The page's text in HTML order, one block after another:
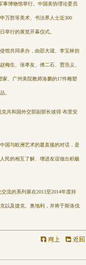
博物馆举行。中国美协理论委员
万胜等美术、书法界人士近300
举行的展览开幕仪式。
馆共同承办，由邵大箴、李宝林担
梅生、张孝友、傅二石、贾浩义、
、广州美院教师洛鹏的17件雕塑
。
共和国外交部副部长彼得·布里安
国与欧洲艺术的最直接的对话，是
民的相互了解、增进友谊做出积极
流的系列展在2013至2014年度持
以及捷克、奥地利，并将于斯洛伐